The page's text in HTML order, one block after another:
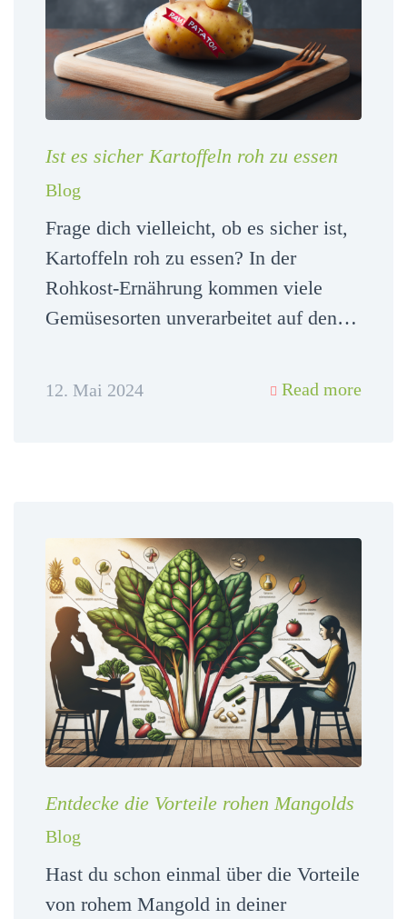
Ist es sicher Kartoffeln roh zu essen
Blog
Frage dich vielleicht, ob es sicher ist,
Kartoffeln roh zu essen? In der
Rohkost-Ernährung kommen viele
Gemüsesorten unverarbeitet auf den…
12. Mai 2024 Read more
Entdecke die Vorteile rohen Mangolds
Blog
Hast du schon einmal über die Vorteile
von rohem Mangold in deiner